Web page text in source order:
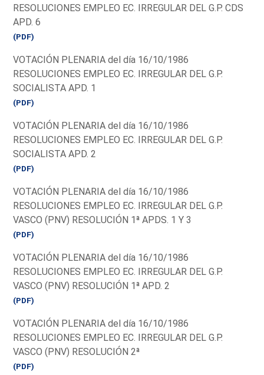
RESOLUCIONES EMPLEO EC. IRREGULAR DEL G.P. CDS
APD. 6
(PDF)
VOTACIÓN PLENARIA del día 16/10/1986
RESOLUCIONES EMPLEO EC. IRREGULAR DEL G.P.
SOCIALISTA APD. 1
(PDF)
VOTACIÓN PLENARIA del día 16/10/1986
RESOLUCIONES EMPLEO EC. IRREGULAR DEL G.P.
SOCIALISTA APD. 2
(PDF)
VOTACIÓN PLENARIA del día 16/10/1986
RESOLUCIONES EMPLEO EC. IRREGULAR DEL G.P.
VASCO (PNV) RESOLUCIÓN 1ª APDS. 1 Y 3
(PDF)
VOTACIÓN PLENARIA del día 16/10/1986
RESOLUCIONES EMPLEO EC. IRREGULAR DEL G.P.
VASCO (PNV) RESOLUCIÓN 1ª APD. 2
(PDF)
VOTACIÓN PLENARIA del día 16/10/1986
RESOLUCIONES EMPLEO EC. IRREGULAR DEL G.P.
VASCO (PNV) RESOLUCIÓN 2ª
(PDF)